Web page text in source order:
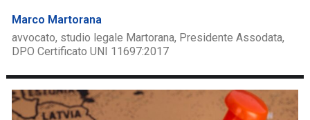
Marco Martorana
avvocato, studio legale Martorana, Presidente Assodata,
DPO Certificato UNI 11697:2017